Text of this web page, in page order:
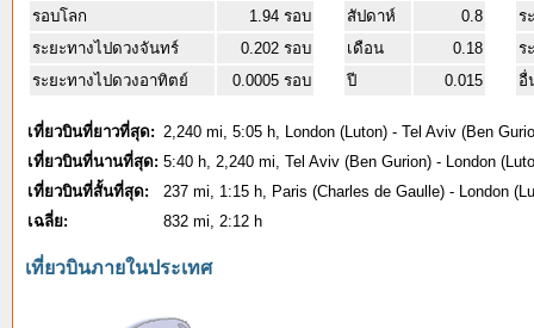
รอบโลก
1.94 รอบ
ระยะทางไปดวงจันทร์
0.202 รอบ
ระยะทางไปดวงอาทิตย์
0.0005 รอบ
สัปดาห์
0.8
เดือน
0.18
ปี
0.015
ร
ร
อื่
เที่ยวบินที่ยาวที่สุด: 2,240 mi, 5:05 h, London (Luton) - Tel Aviv (Ben
เที่ยวบินที่นานที่สุด: 5:40 h, 2,240 mi, Tel Aviv (Ben Gurion) - London
เที่ยวบินที่สั้นที่สุด:
237 mi, 1:15 h, Paris (Charles de Gaulle) - London
เฉลี่ย:
832 mi, 2:12 h
เที่ยวบินภายในประเทศ